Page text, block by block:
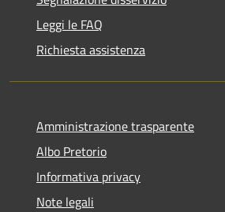
Leggi le FAQ
Richiesta assistenza
Amministrazione trasparente
Albo Pretorio
Informativa privacy
Note legali